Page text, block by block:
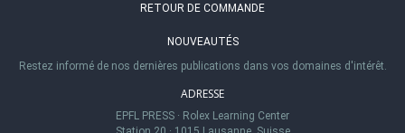
RETOUR DE COMMANDE
NOUVEAUTÉS
Restez informé de nos dernières publications dans vos domaines d'intérêt.
ADRESSE
EPFL PRESS · Rolex Learning Center